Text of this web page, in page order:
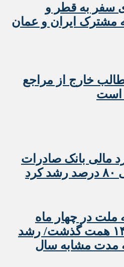
سفر به قطر و
مشترک ایران و عمان
خارج از مراجع
است
مالی بانک صادرات
ملت در چهار ماه
نخست امسال از ۱۴.۵ همت گذشت/ رشد
مدت مشابه سال